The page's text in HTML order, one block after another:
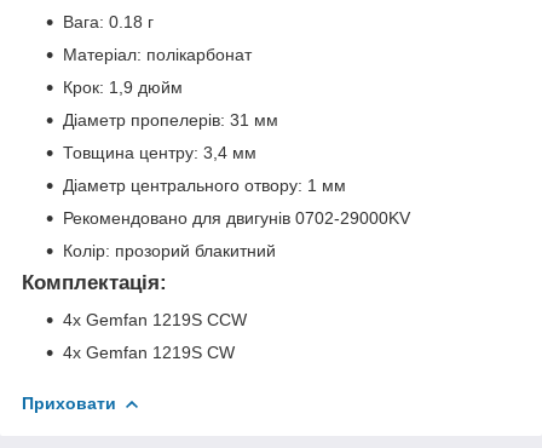
Вага: 0.18 г
Матеріал: полікарбонат
Крок: 1,9 дюйм
Діаметр пропелерів: 31 мм
Товщина центру: 3,4 мм
Діаметр центрального отвору: 1 мм
Рекомендовано для двигунів 0702-29000KV
Колір: прозорий блакитний
Комплектація:
4x Gemfan 1219S CCW
4x Gemfan 1219S CW
Приховати